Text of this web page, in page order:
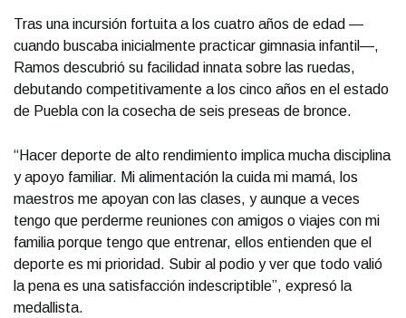
Tras una incursión fortuita a los cuatro años de edad —
cuando buscaba inicialmente practicar gimnasia infantil—,
Ramos descubrió su facilidad innata sobre las ruedas,
debutando competitivamente a los cinco años en el estado
de Puebla con la cosecha de seis preseas de bronce.
“Hacer deporte de alto rendimiento implica mucha disciplina
y apoyo familiar. Mi alimentación la cuida mi mamá, los
maestros me apoyan con las clases, y aunque a veces
tengo que perderme reuniones con amigos o viajes con mi
familia porque tengo que entrenar, ellos entienden que el
deporte es mi prioridad. Subir al podio y ver que todo valió
la pena es una satisfacción indescriptible”, expresó la
medallista.